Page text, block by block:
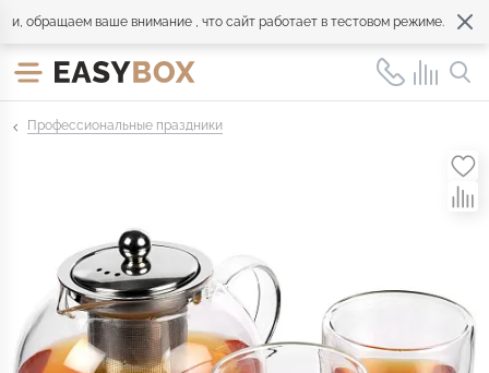
ваше внимание , что сайт работает в тестовом режиме.
Профессиональные праздники